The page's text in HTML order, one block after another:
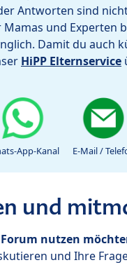
Antworten sind
und Experten
Damit du auch
HiPP Elternservice
App-Kanal E-Mail /
und
Forum nutzen
und Ihre